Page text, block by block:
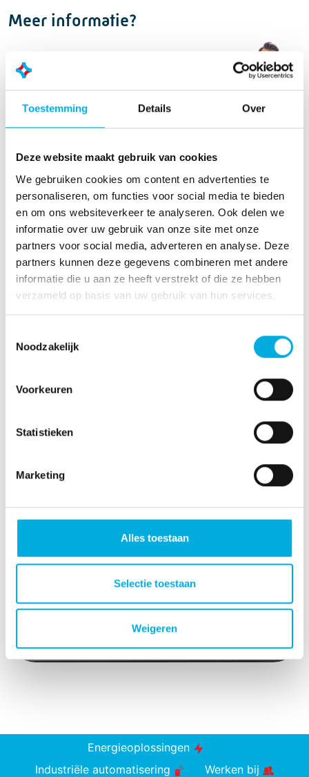
Toestemming Details Over
Deze website maakt gebruik van cookies
We gebruiken cookies om content en advertenties te
personaliseren, om functies voor social media te bieden
en om ons websiteverkeer te analyseren. Ook delen we
informatie over uw gebruik van onze site met onze
partners voor social media, adverteren en analyse. Deze
partners kunnen deze gegevens combineren met andere
informatie die u aan ze heeft verstrekt of die ze hebben
verzameld op basis van uw gebruik van hun services.
Noodzakelijk
Voorkeuren
Statistieken
Marketing
Alles toestaan
Selectie toestaan
Weigeren
Meer informatie?
Accountmanager
+31 (0)6 12 08 02 47
Energieoplossingen
Industriële automatisering
Werken bij